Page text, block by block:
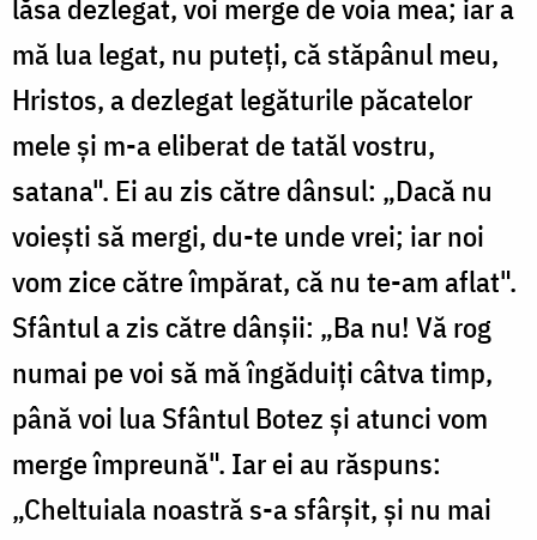
lăsa dezlegat, voi merge de voia mea; iar a
mă lua legat, nu puteți, că stăpânul meu,
Hristos, a dezlegat legăturile păcatelor
mele și m-a eliberat de tatăl vostru,
satana". Ei au zis către dânsul: „Dacă nu
voiești să mergi, du-te unde vrei; iar noi
vom zice către împărat, că nu te-am aflat".
Sfântul a zis către dânșii: „Ba nu! Vă rog
numai pe voi să mă îngăduiți câtva timp,
până voi lua Sfântul Botez și atunci vom
merge împreună". Iar ei au răspuns:
„Cheltuiala noastră s-a sfârșit, și nu mai